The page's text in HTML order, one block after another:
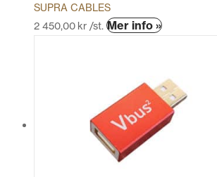
SUPRA CABLES
2 450,00 kr /st. Mer info »Den
flera
varianter.
De